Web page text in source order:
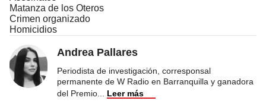
Matanza de los Oteros
Crimen organizado
Homicidios
Andrea Pallares
Periodista de investigación, corresponsal
permanente de W Radio en Barranquilla y ganadora
del Premio
Leer más